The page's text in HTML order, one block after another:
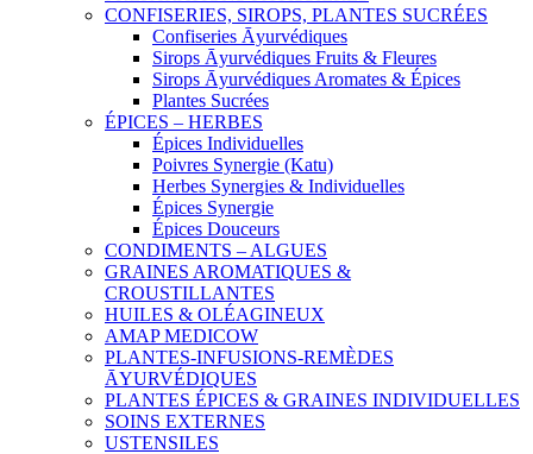
CONFISERIES, SIROPS, PLANTES SUCRÉES
Confiseries Āyurvédiques
Sirops Āyurvédiques Fruits & Fleures
Sirops Āyurvédiques Aromates & Épices
Plantes Sucrées
ÉPICES – HERBES
Épices Individuelles
Poivres Synergie (Katu)
Herbes Synergies & Individuelles
Épices Synergie
Épices Douceurs
CONDIMENTS – ALGUES
GRAINES AROMATIQUES &
CROUSTILLANTES
HUILES & OLÉAGINEUX
AMAP MEDICOW
PLANTES-INFUSIONS-REMÈDES
ĀYURVÉDIQUES
PLANTES ÉPICES & GRAINES INDIVIDUELLES
SOINS EXTERNES
USTENSILES